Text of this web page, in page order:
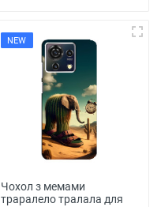
NEW
Чохол з мемами
траралело тралала для